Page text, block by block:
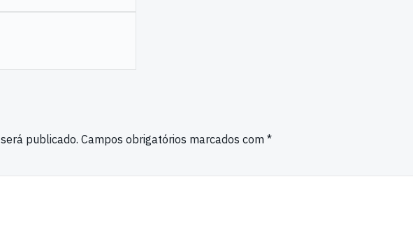
publicado. Campos obrigatórios marcados com *